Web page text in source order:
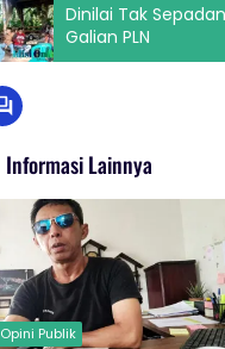
Dinilai Tak
Galian PLN
Informasi Lainnya
Opini Publik